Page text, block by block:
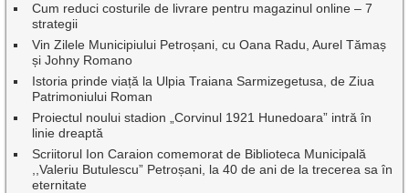
Cum reduci costurile de livrare pentru magazinul online – 7
strategii
Vin Zilele Municipiului Petroșani, cu Oana Radu, Aurel Tămaș
și Johny Romano
Istoria prinde viață la Ulpia Traiana Sarmizegetusa, de Ziua
Patrimoniului Roman
Proiectul noului stadion „Corvinul 1921 Hunedoara” intră în
linie dreaptă
Scriitorul Ion Caraion comemorat de Biblioteca Municipală
,,Valeriu Butulescu” Petroșani, la 40 de ani de la trecerea sa în
eternitate